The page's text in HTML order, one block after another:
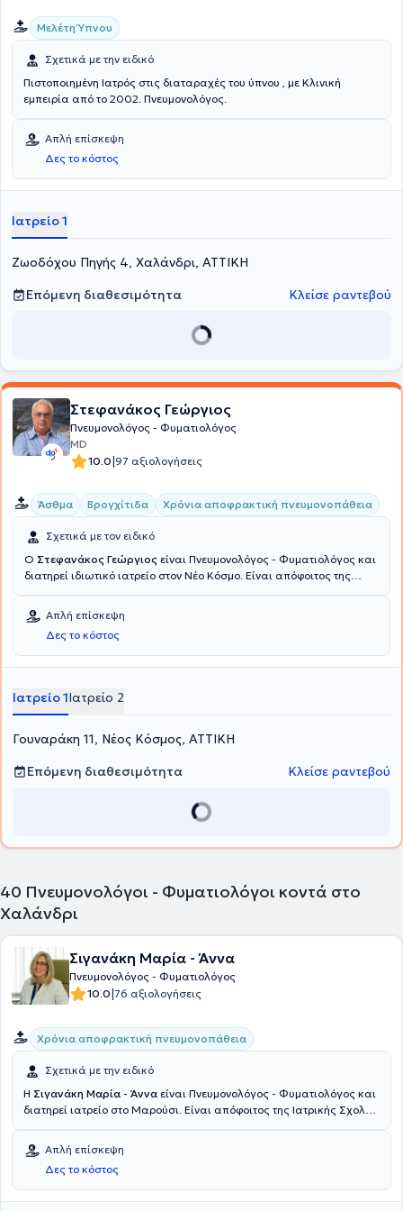
Μελέτη Ύπνου
Σχετικά με την ειδικό
Πιστοποιημένη Ιατρός στις διαταραχές του ύπνου , με Κλινική
εμπειρία από το 2002. Πνευμονολόγος.
Απλή επίσκεψη
Δες το κόστος
Ιατρείο 1
Ζωοδόχου Πηγής 4, Χαλάνδρι, ΑΤΤΙΚΗ
Επόμενη διαθεσιμότητα
Κλείσε ραντεβού
Στεφανάκος Γεώργιος
Πνευμονολόγος - Φυματιολόγος
MD
10.0|97 αξιολογήσεις
Άσθμα Βρογχίτιδα Χρόνια αποφρακτική πνευμονοπάθεια
Σχετικά με τον ειδικό
Ο Στεφανάκος Γεώργιος είναι Πνευμονολόγος - Φυματιολόγος και
διατηρεί ιδιωτικό ιατρείο στον Νέο Κόσμο. Είναι απόφοιτος της
Αθηνών με ειδίκευση στην Πνευμονολογία όπου την απέκτησε στο
Σισμανόγλειο Νοσοκομείο. Επίσης, εργάζεται ως Συντονιστής στο
Κέντρο Επιχειρήσεων Περιφέρειας Αττικής και Ιατρικού Συλλόγου
Αθηνών για τον κορονοϊό. Τέλος, στο ιατρείο του αναλαμβάνει
φυματιολογίας, ενώ αξίζει να σημειωθεί ότι εξειδικεύεται στο
άσθμα, στη ΧΑΠ (χρόνια αποφρακτική πνευμονοπάθεια) και στις
Απλή επίσκεψη
Δες το κόστος
Ιατρείο 1Ιατρείο 2
Γουναράκη 11, Νέος Κόσμος, ΑΤΤΙΚΗ
Επόμενη διαθεσιμότητα
Κλείσε ραντεβού
40 Πνευμονολόγοι - Φυματιολόγοι κοντά στο
Χαλάνδρι
Σιγανάκη Μαρία - Άννα
Πνευμονολόγος - Φυματιολόγος
10.0|76 αξιολογήσεις
Χρόνια αποφρακτική πνευμονοπάθεια
Σχετικά με την ειδικό
Η Σιγανάκη Μαρία - Άννα είναι Πνευμονολόγος - Φυματιολόγος και
διατηρεί ιατρείο στο Μαρούσι. Είναι απόφοιτος της Ιατρικής Σχολής
ειδικεύτηκε στην Πνευμονολογία - Φυματιολογία. Επίσης, κατέχει
διδακτορικό τίτλο με θέμα την απόπτωση στη χρόνια αποφρακτική
πνευμονοπάθεια. Εργάστηκε ως Πνευμονολόγος - Φυματιολόγος
στη 3η Πνευμονολογική Κλινική του Γενικού Νοσοκομείου
Απλή επίσκεψη
Δες το κόστος